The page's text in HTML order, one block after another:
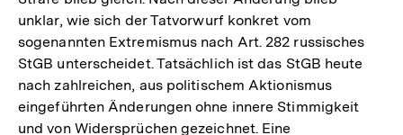
unklar, wie sich der Tatvorwurf konkret vom
sogenannten Extremismus nach Art. 282 russisches
StGB unterscheidet. Tatsächlich ist das StGB heute
nach zahlreichen, aus politischem Aktionismus
eingeführten Änderungen ohne innere Stimmigkeit
und von Widersprüchen gezeichnet. Eine